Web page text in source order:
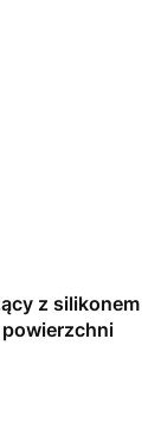
z silikonem